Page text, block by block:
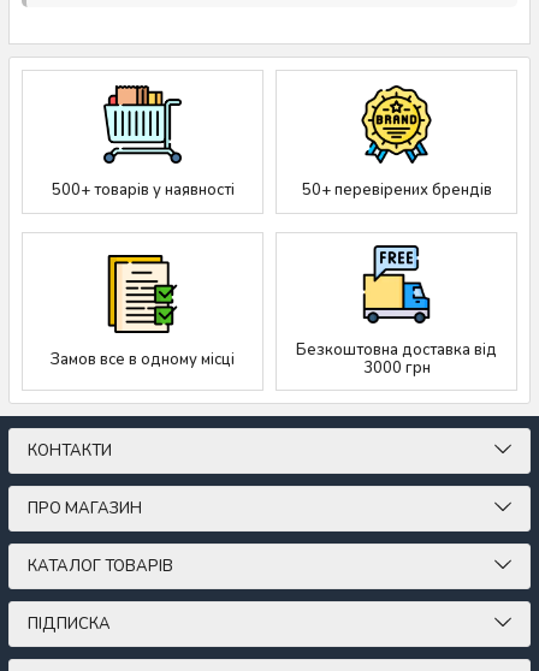
500+ товарів у наявності 50+ перевірених брендів
Замов все в одному місці
Безкоштовна доставка від
3000 грн
КОНТАКТИ
ПРО МАГАЗИН
КАТАЛОГ ТОВАРІВ
ПІДПИСКА